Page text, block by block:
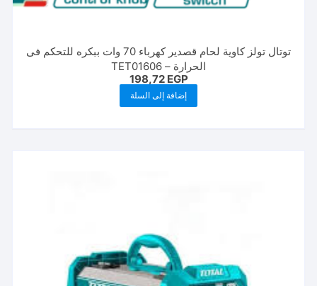
توتال تولز كاوية لحام قصدير كهرباء 70 وات ببكره للتحكم فى
الحرارة – TET01606
198,72 EGP
إضافة إلى السلة